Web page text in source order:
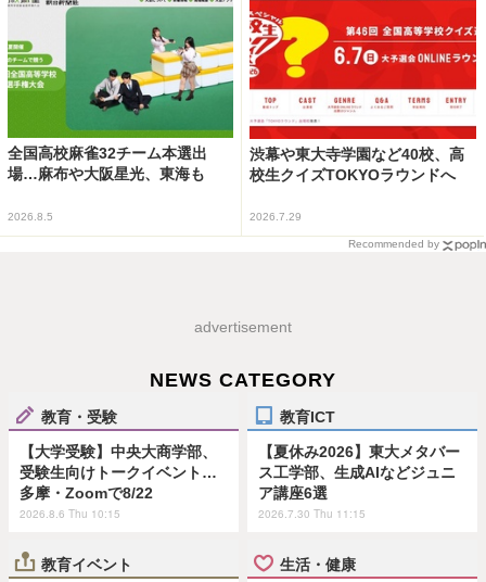
全国高校麻雀32チーム本選出
場…麻布や大阪星光、東海も
2026.8.5
渋幕や東大寺学園など40校、高
校生クイズTOKYOラウンドへ
2026.7.29
Recommended by
advertisement
NEWS CATEGORY
教育・受験
【大学受験】中央大商学部、
受験生向けトークイベント…
多摩・Zoomで8/22
2026.8.6 Thu 10:15
教育ICT
【夏休み2026】東大メタバー
ス工学部、生成AIなどジュニ
ア講座6選
2026.7.30 Thu 11:15
教育イベント 生活・健康